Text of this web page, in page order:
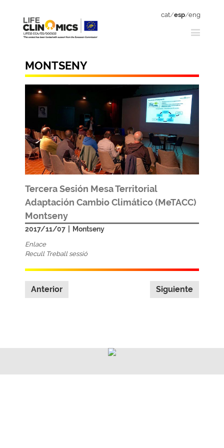
cat/esp/eng
MONTSENY
Tercera Sesión Mesa Territorial
Adaptación Cambio Climático (MeTACC)
Montseny
2017/11/07 Montseny
Enlace
Recull Treball sessió
Anterior Siguiente